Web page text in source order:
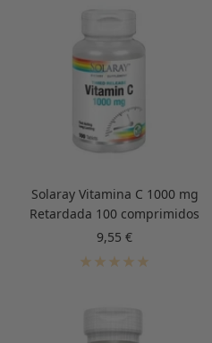
Solaray Vitamina C 1000 mg
Retardada 100 comprimidos
Precio
de
9,55 €